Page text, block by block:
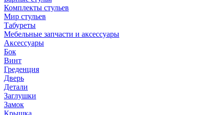
Комплекты стульев
Мир стульев
Табуреты
Мебельные запчасти и аксессуары
Аксессуары
Бок
Винт
Греденция
Дверь
Детали
Заглушки
Замок
Крышка